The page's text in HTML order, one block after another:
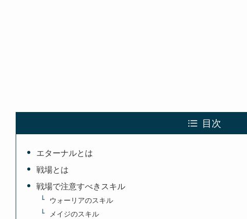
目次
エターナルとは
戦場とは
戦場で注意すべきスキル
ウォーリアのスキル
メイジのスキル